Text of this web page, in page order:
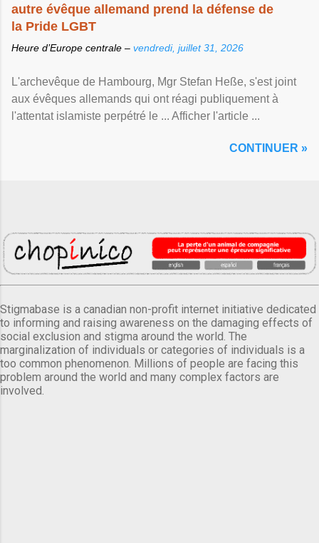
autre évêque allemand prend la défense de
la Pride LGBT
Heure d’Europe centrale – vendredi, juillet 31, 2026
L'archevêque de Hambourg, Mgr Stefan Heße, s'est joint
aux évêques allemands qui ont réagi publiquement à
l'attentat islamiste perpétré le ... Afficher l'article ...
CONTINUER »
Stigmabase is a canadian non-profit internet initiative dedicated
to informing and raising awareness on the damaging effects of
social exclusion and stigma around the world. The
marginalization of individuals or categories of individuals is a
too common phenomenon. Millions of people are facing this
problem around the world and many complex factors are
involved.